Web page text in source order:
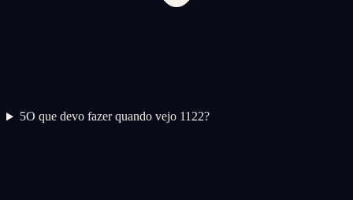
5O que devo fazer quando vejo 1122?